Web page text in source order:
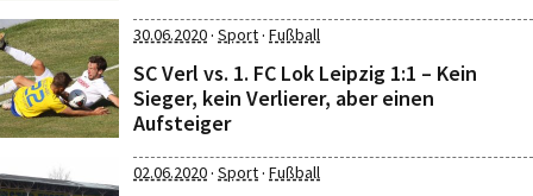
30.06.2020· Sport· Fußball
SC Verl vs. 1. FC Lok Leipzig 1:1 – Kein
Sieger, kein Verlierer, aber einen
Aufsteiger
02.06.2020· Sport· Fußball